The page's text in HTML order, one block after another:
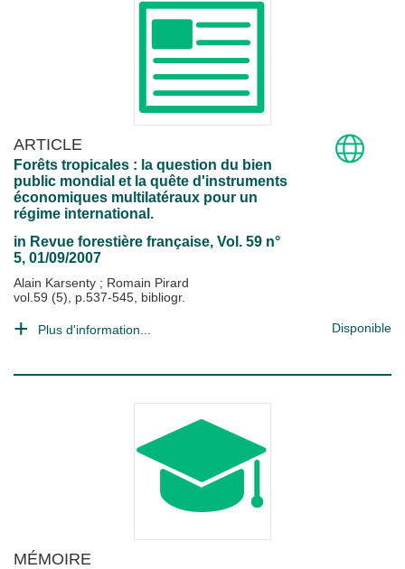
ARTICLE
Forêts tropicales : la question du bien
public mondial et la quête d'instruments
économiques multilatéraux pour un
régime international.
in Revue forestière française, Vol. 59 n°
5, 01/09/2007
Alain Karsenty ; Romain Pirard
vol.59 (5), p.537-545, bibliogr.
Plus d'information... Disponible
MÉMOIRE